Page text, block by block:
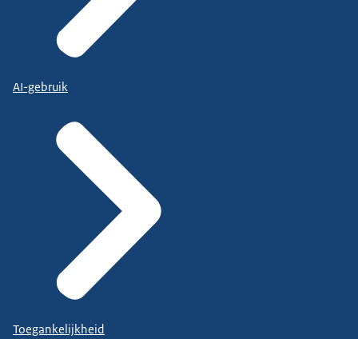
AI-gebruik
Toegankelijkheid